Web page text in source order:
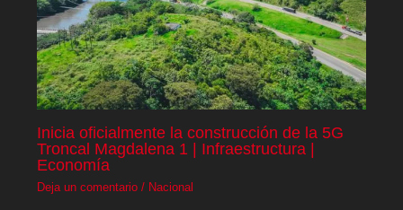
Inicia oficialmente la construcción de la 5G
Troncal Magdalena 1 | Infraestructura |
Economía
Deja un comentario / Nacional